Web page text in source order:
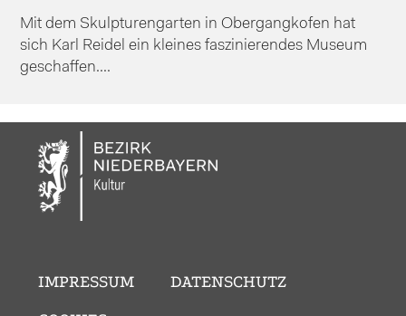
Mit dem Skulpturengarten in Obergangkofen hat
sich Karl Reidel ein kleines faszinierendes Museum
geschaffen....
IMPRESSUM
DATENSCHUTZ